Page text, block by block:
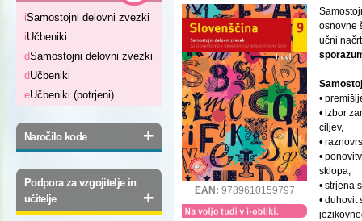
iSamostojni delovni zvezki
iUčbeniki
dSamostojni delovni zvezki
dUčbeniki
eUčbeniki (potrjeni)
Naročilo kode +
Podpora za vzgojitelje in
učitelje
+ EAN: 9789610159797
osnovne
učni
•
• izbor
ciljev,
•
•
sklopa,
• strjena
•